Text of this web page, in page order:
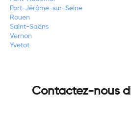
Port-Jérôme-sur-Seine
Rouen
Saint-Saëns
Vernon
Yvetot
Contactez-nous